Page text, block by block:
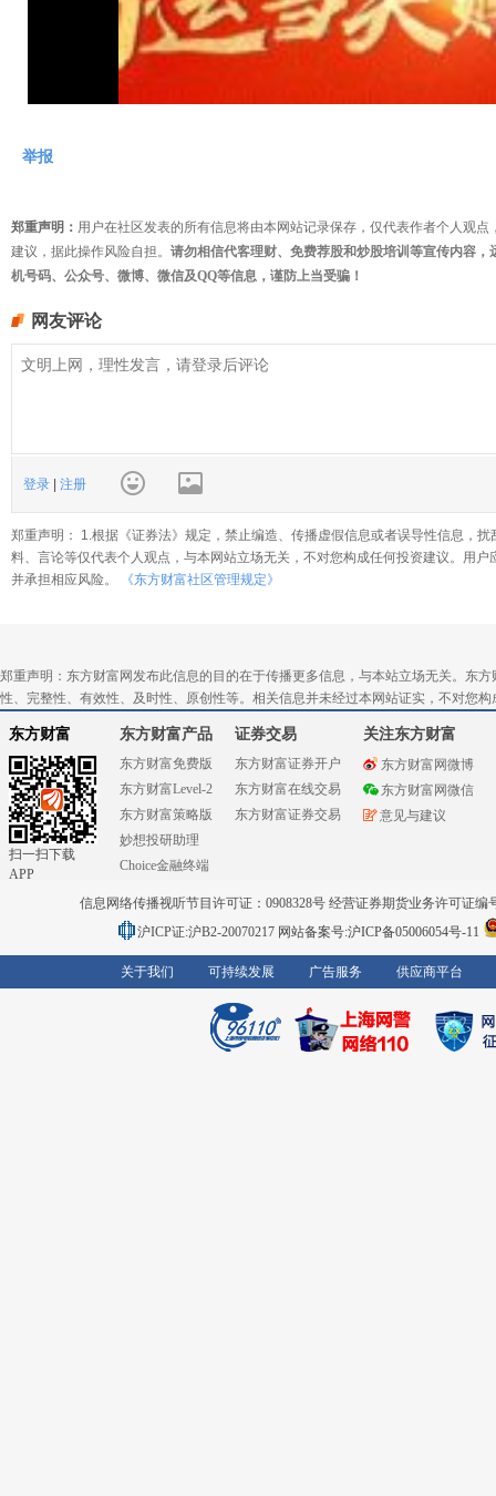
视
举报
郑重声明： 用户在社区发表的所有信息将由本网站记录保存，仅代表作者个人观
建议，据此操作风险自担。 请勿相信代客理财、免费荐股和炒股培训等宣传内容
机号码、公众号、微博、微信及QQ等信息，谨防上当受骗！
网友评论
登录 注册
郑重声明： 1.根据《证券法》规定，禁止编造、传播虚假信息或者误导性信息，
料、言论等仅代表个人观点，与本网站立场无关，不对您构成任何投资建议。用
并承担相应风险。
《东方财富社区管理规定》
郑重声明：东方财富网发布此信息的目的在于传播更多信息，与本站立场无关。东
性、完整性、有效性、及时性、原创性等。相关信息并未经过本网站证实，不对您
东方财富
扫一扫下载
APP
东方财富产品
东方财富免费版
东方财富Level-2
东方财富策略版
妙想投研助理
Choice金融终端
证券交易
东方财富证券开户
东方财富在线交易
东方财富证券交易
关注东方财富
东方财富网微博
东方财富网微信
意见与建议
信息网络传播视听节目许可证：0908328号 经营证券期货业务许可证编
沪ICP证:沪B2-20070217 网站备案号:沪ICP备05006054号-11
关于我们 可持续发展 广告服务 供应商平台